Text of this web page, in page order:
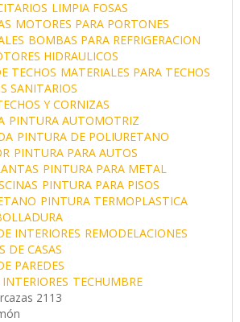
LIMPIA FOSAS
MOTORES PARA PORTONES
BOMBAS PARA REFRIGERACION
HIDRAULICOS
TECHOS MATERIALES PARA TECHOS
SANITARIOS
Y CORNIZAS
PINTURA AUTOMOTRIZ
PINTURA DE POLIURETANO
PINTURA PARA AUTOS
PINTURA PARA METAL
PINTURA PARA PISOS
PINTURA TERMOPLASTICA
INTERIORES REMODELACIONES
DE CASAS
PAREDES
TECHUMBRE
2113